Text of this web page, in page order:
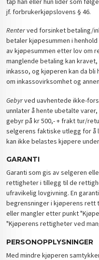
jf. forbrukerkjøpslovens § 46.
Renterved forsinket betaling/
betaler kjøpesummen i
av kjøpesummen etter lov om
manglende betaling kan
inkasso, og kjøperen kan da
om inkassovirksomhet og
Gebyrved uavhentede ikke-
unnlater å hente ubetalte
gebyr på kr 500,- + frakt tur/
selgerens faktiske utlegg for å
kan ikke belastes kjøpere under
GARANTI
Garanti som gis av selgeren
rettigheter i tillegg til de
ufravikelig lovgivning. En
begrensninger i kjøperens rett
eller mangler etter punkt
"Kjøperens rettigheter ved
PERSONOPPLYSNINGER
Med mindre kjøperen